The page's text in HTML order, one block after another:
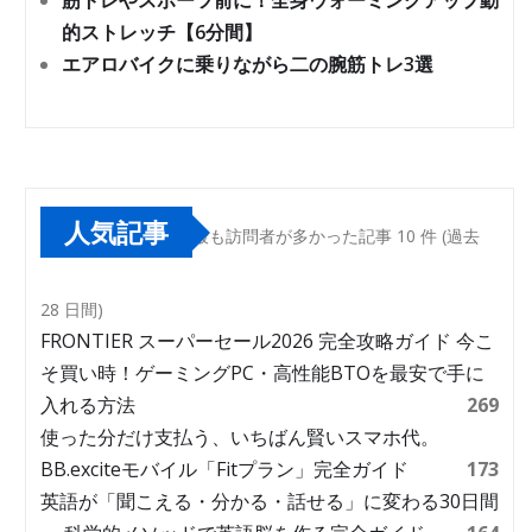
的ストレッチ【6分間】
エアロバイクに乗りながら二の腕筋トレ3選
人気記事 最も訪問者が多かった記事 10 件 (過去
28 日間)
FRONTIER スーパーセール2026 完全攻略ガイド 今こ
そ買い時！ゲーミングPC・高性能BTOを最安で手に
入れる方法
269
使った分だけ支払う、いちばん賢いスマホ代。
BB.exciteモバイル「Fitプラン」完全ガイド
173
英語が「聞こえる・分かる・話せる」に変わる30日間